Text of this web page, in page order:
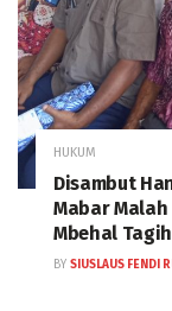
HUKUM
Disambut
Mabar
Mbehal
BY SIUSLAUS FENDI